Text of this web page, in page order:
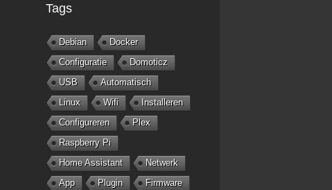
Tags
Debian
Docker
Configuratie
Domoticz
USB
Automatisch
Linux
Wifi
Installeren
Configureren
Plex
Raspberry Pi
Home Assistant
Netwerk
App
Plugin
Firmware